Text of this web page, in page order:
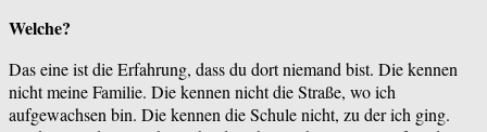
Welche?
Das eine ist die Erfahrung, dass du dort niemand bist. Die kennen
nicht meine Familie. Die kennen nicht die Straße, wo ich
aufgewachsen bin. Die kennen die Schule nicht, zu der ich ging.